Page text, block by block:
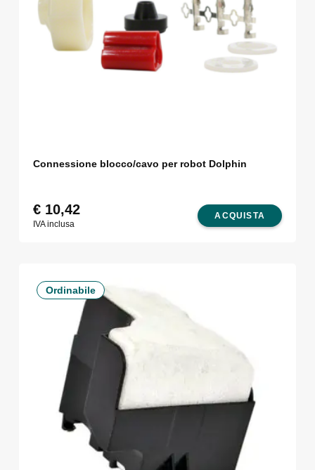
Connessione blocco/cavo per robot Dolphin
ACQUISTA
€10,42
IVA inclusa
Ordinabile